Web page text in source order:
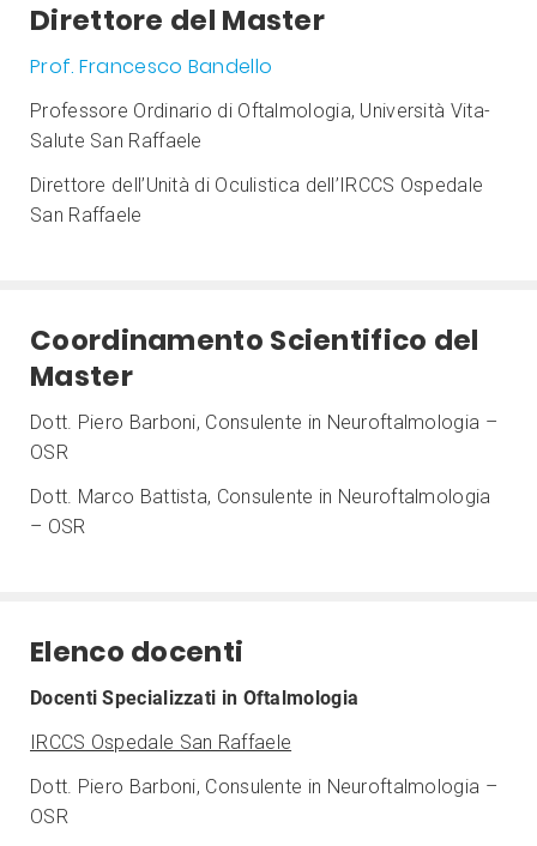
Direttore del Master
Prof. Francesco Bandello
Professore Ordinario di Oftalmologia, Università Vita-
Salute San Raffaele
Direttore dell’Unità di Oculistica dell’IRCCS Ospedale
San Raffaele
Coordinamento Scientifico del
Master
Dott. Piero Barboni, Consulente in Neuroftalmologia –
OSR
Dott. Marco Battista, Consulente in Neuroftalmologia
– OSR
Elenco docenti
Docenti Specializzati in Oftalmologia
IRCCS Ospedale San Raffaele
Dott. Piero Barboni, Consulente in Neuroftalmologia –
OSR